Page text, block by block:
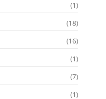
(1)
(18)
(16)
(1)
(7)
(1)